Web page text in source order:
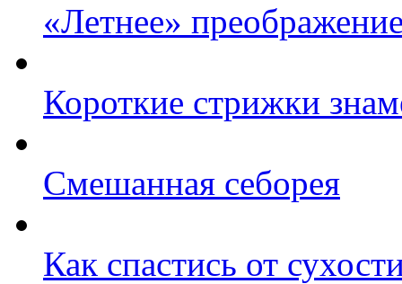
«Летнее»
Короткие стрижки
Смешанная себорея
Как спастись от